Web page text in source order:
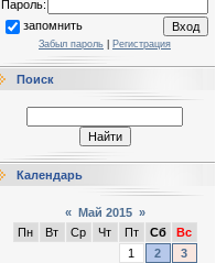
Пароль:
запомнить
Забыл пароль Регистрация
Поиск
Календарь
« Май 2015 »
Пн
Вт Ср Чт Пт Сб
Вс
1
2
3